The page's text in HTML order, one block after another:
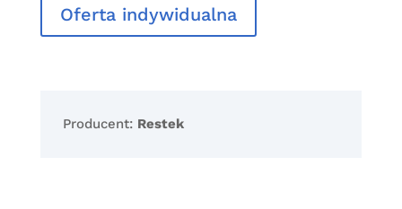
Oferta indywidualna
Producent: Restek